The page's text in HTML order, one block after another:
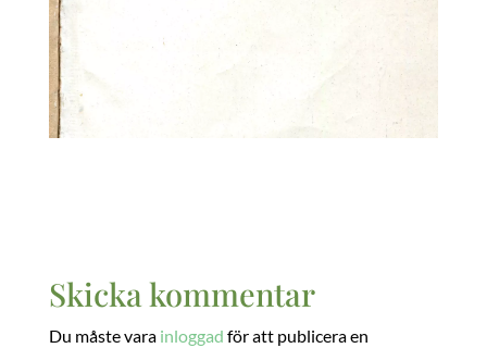
Skicka kommentar
Du måste vara inloggad för att publicera en